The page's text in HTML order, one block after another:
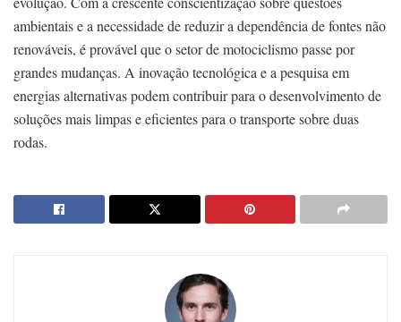
ambientais e a necessidade de reduzir a dependência de fontes não
renováveis, é provável que o setor de motociclismo passe por
grandes mudanças. A inovação tecnológica e a pesquisa em
energias alternativas podem contribuir para o desenvolvimento de
soluções mais limpas e eficientes para o transporte sobre duas
rodas.